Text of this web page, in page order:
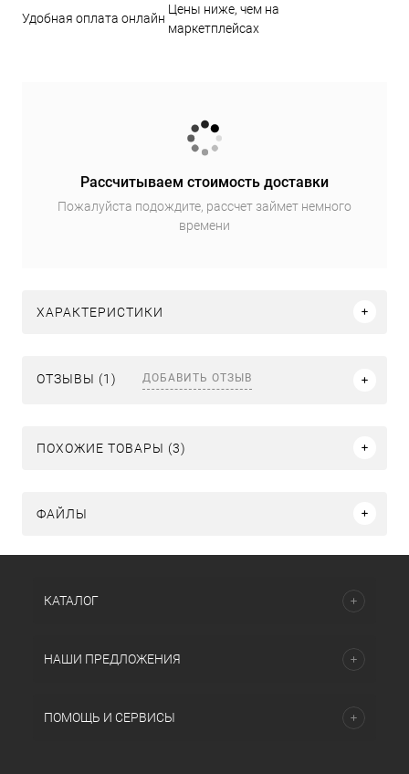
Удобная оплата онлайн
Цены ниже, чем на
маркетплейсах
Рассчитываем стоимость доставки
Пожалуйста подождите, рассчет займет немного
времени
ХАРАКТЕРИСТИКИ
ОТЗЫВЫ (1) ДОБАВИТЬ ОТЗЫВ
ПОХОЖИЕ ТОВАРЫ (3)
ФАЙЛЫ
КАТАЛОГ
НАШИ ПРЕДЛОЖЕНИЯ
ПОМОЩЬ И СЕРВИСЫ